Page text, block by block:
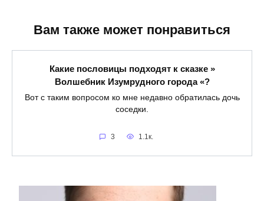
Вам также может понравиться
Какие пословицы подходят к сказке »
Волшебник Изумрудного города «?
Вот с таким вопросом ко мне недавно обратилась дочь
соседки.
3 1.1к.